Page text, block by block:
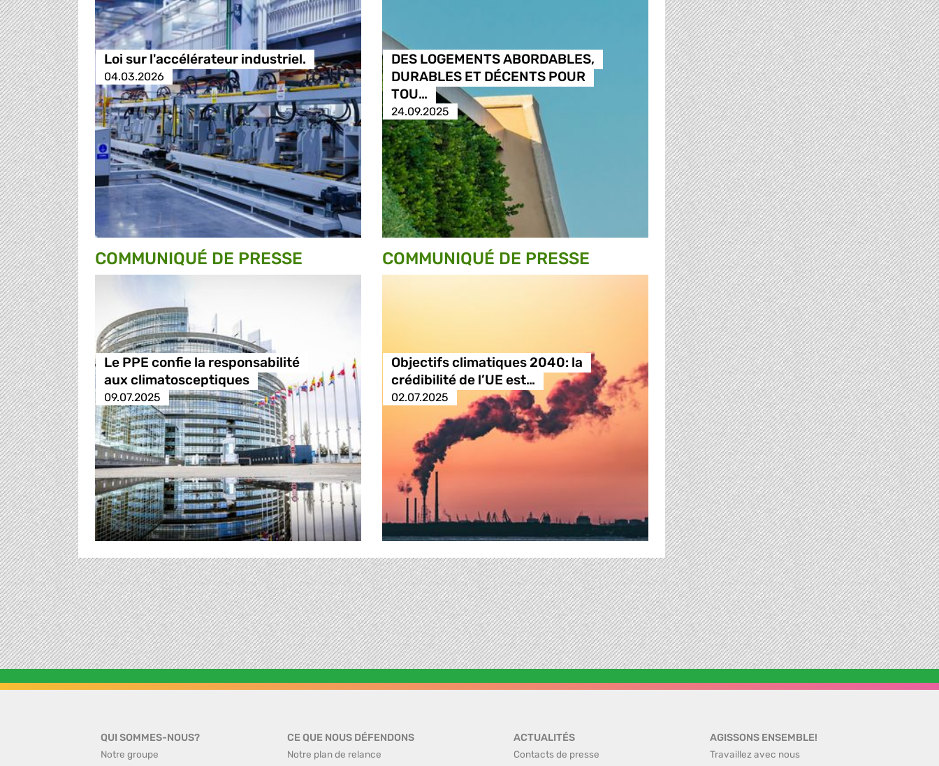
Loi sur l'accélérateur industriel.
04.03.2026
DES LOGEMENTS ABORDABLES,
DURABLES ET DÉCENTS POUR
TOU…
24.09.2025
COMMUNIQUÉ DE PRESSE
Le PPE confie la responsabilité
aux climatosceptiques
09.07.2025
COMMUNIQUÉ DE PRESSE
Objectifs climatiques 2040: la
crédibilité de l’UE est…
02.07.2025
QUI SOMMES-NOUS?
Notre groupe
CE QUE NOUS DÉFENDONS
Notre plan de relance
ACTUALITÉS
Contacts de presse
AGISSONS ENSEMBLE!
Travaillez avec nous